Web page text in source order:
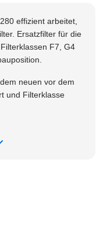
effizient arbeitet,
Ersatzfilter für die
F7, G4
neuen vor dem
und Filterklasse